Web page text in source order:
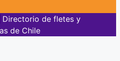
de fletes y
de Chile